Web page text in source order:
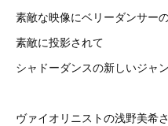
素敵な映像にベリーダンサー
素敵に投影されて
シャドーダンスの新しいジャ
ヴァイオリニストの浅野美希